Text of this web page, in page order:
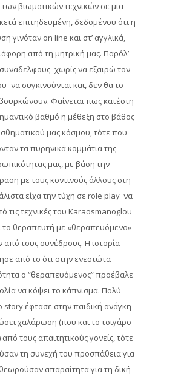
βιωματικών τεχνικών σε μια
επιτηδευμένη, δεδομένου ότι η
γινόταν on line και στ’ αγγλικά,
από τη μητρική μας. Παρόλ’
-χωρίς να εξαιρώ τον
να συγκινούνται και, δεν θα το
Φαίνεται πως κατέστη
βαθμό η μέθεξη στο βάθος
μας κόσμου, τότε που
τα πυρηνικά κομμάτια της
μας, με βάση την
με τους κοντινούς άλλους στη
είχα την τύχη σε role play να
τις τεχνικές του Karaosmanoglou
το θεραπευτή με «θεραπευόμενο»
από τους συνέδρους. Η ιστορία
από το ότι στην ενεστώτα
ο “θεραπευόμενος” προέβαλε
να κόψει το κάπνισμα. Πολύ
story έφτασε στην παιδική ανάγκη
χαλάρωση (που και το τσιγάρο
τους απαιτητικούς γονείς, τότε
τη συνεχή του προσπάθεια για
απαραίτητα για τη δική